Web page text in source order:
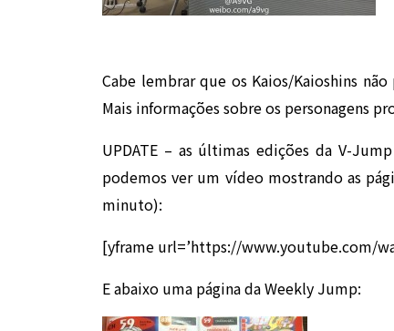
Cabe lembrar que os Kaios/Kaioshins
Mais informações sobre os personagens
UPDATE – as últimas edições da V-
podemos ver um vídeo mostrando as
minuto):
[yframe url=’https://www.youtube.com/
E abaixo uma página da Weekly Jump: